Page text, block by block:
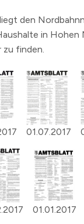
und
2024
Hohen Neuendorf
und
den
in Hohen
finden.
01.07.2017
01.01.2017